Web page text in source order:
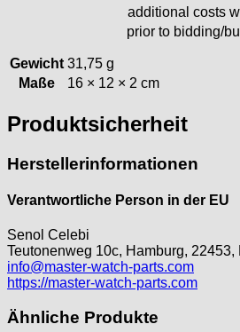
Index
Intese
Jean Brun
Junghans
KF Grana
Kienzle
Lanco
Lorsa
MST Roamer
additional costs
prior to bidding/
Gewicht 31,75 g
Maße
16 × 12 × 2 cm
Produktsicherheit
Herstellerinformationen
Verantwortliche Person in der EU
Senol Celebi
Teutonenweg 10c, Hamburg, 22453,
info@master-watch-parts.com
https://master-watch-parts.com
Ähnliche Produkte